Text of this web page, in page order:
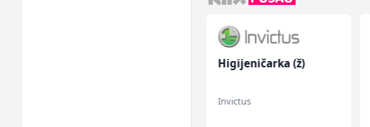
Higijeničarka (ž)
Invictus